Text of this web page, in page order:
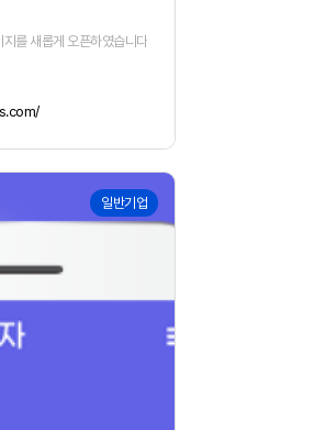
를 새롭게 오픈하였습니다.
일반기업